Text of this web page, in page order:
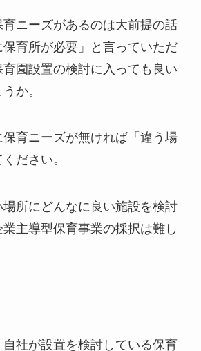
ニーズがあるのは大前提の話
育所が必要」と言っていただ
園設置の検討に入っても良い
か。
育ニーズが無ければ「違う場
ださい。
所にどんなに良い施設を検討
主導型保育事業の採択は難し
自社が設置を検討している保育